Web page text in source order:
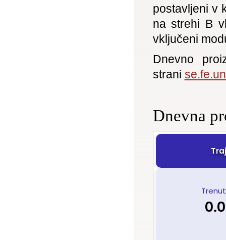
postavljeni v
na strehi B
vključeni
Dnevno
strani
Dnevna